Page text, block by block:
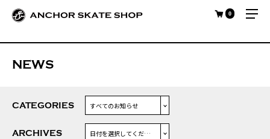
0
NEWS
CATEGORIES
ARCHIVES